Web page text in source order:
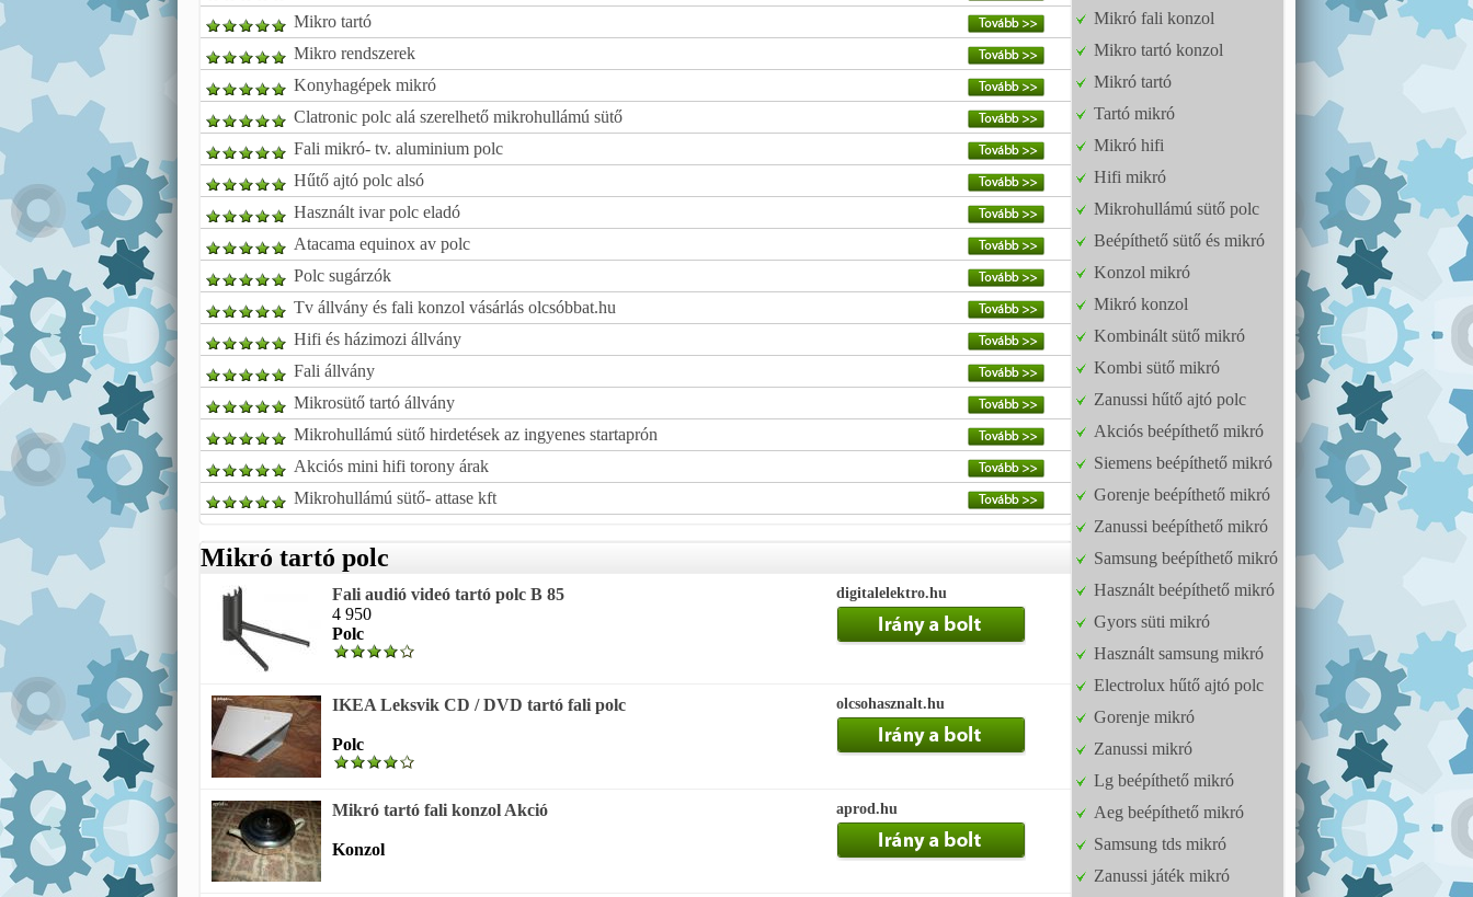
Mikro tartó
Mikro rendszerek
Konyhagépek mikró
Clatronic polc alá szerelhető mikrohullámú sütő
Fali mikró- tv. aluminium polc
Hűtő ajtó polc alsó
Használt ivar polc eladó
Atacama equinox av polc
Polc sugárzók
Tv állvány és fali konzol vásárlás olcsóbbat.hu
Hifi és házimozi állvány
Fali állvány
Mikrosütő tartó állvány
Mikrohullámú sütő hirdetések az ingyenes startaprón
Akciós mini hifi torony árak
Mikrohullámú sütő- attase kft
Mikró tartó polc
Fali audió videó tartó polc B 85
4 950
Polc
digitalelektro.hu
IKEA Leksvik CD / DVD tartó fali polc
Polc
olcsohasznalt.hu
Mikró tartó fali konzol Akció
Konzol
aprod.hu
Mikró fali konzol
Mikro tartó konzol
Mikró tartó
Tartó mikró
Mikró hifi
Hifi mikró
Mikrohullámú sütő polc
Beépíthető sütő és mikró
Konzol mikró
Mikró konzol
Kombinált sütő mikró
Kombi sütő mikró
Zanussi hűtő ajtó polc
Akciós beépíthető mikró
Siemens beépíthető mikró
Gorenje beépíthető mikró
Zanussi beépíthető mikró
Samsung beépíthető mikró
Használt beépíthető mikró
Gyors süti mikró
Használt samsung mikró
Electrolux hűtő ajtó polc
Gorenje mikró
Zanussi mikró
Lg beépíthető mikró
Aeg beépíthető mikró
Samsung tds mikró
Zanussi játék mikró